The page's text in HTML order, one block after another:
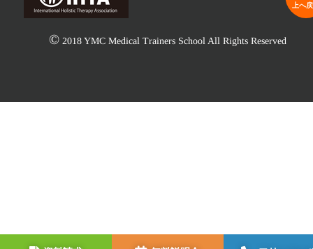
上へ
© 2018 YMC Medical Trainers School All Rights Reserved